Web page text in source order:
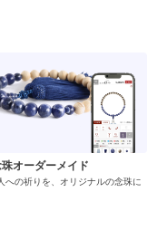
オーダーメイド
への祈りを、オリジナルの念珠に